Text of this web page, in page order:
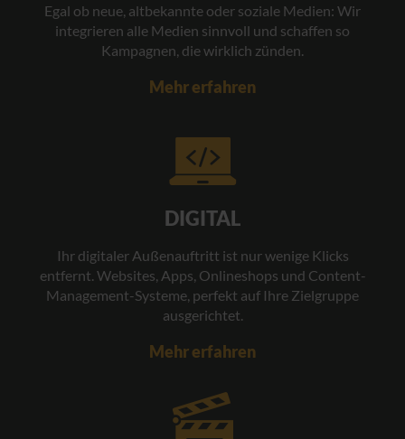
Egal ob neue, altbekannte oder soziale Medien: Wir
integrieren alle Medien sinnvoll und schaffen so
Kampagnen, die wirklich zünden.
Mehr erfahren
DIGITAL
Ihr digitaler Außenauftritt ist nur wenige Klicks
entfernt. Websites, Apps, Onlineshops und Content-
Management-Systeme, perfekt auf Ihre Zielgruppe
ausgerichtet.
Mehr erfahren